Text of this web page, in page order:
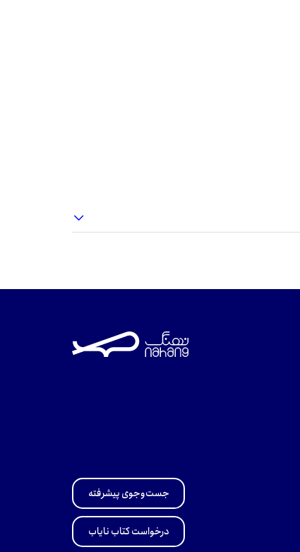
جست‌وجوی پیشرفته
درخواست کتاب نایاب